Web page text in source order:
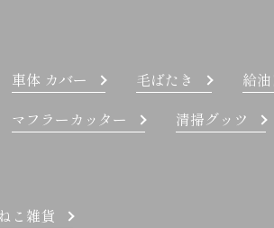
車体 カバー 毛ばたき 給
マフラーカッター 清掃グッツ
こ雑貨